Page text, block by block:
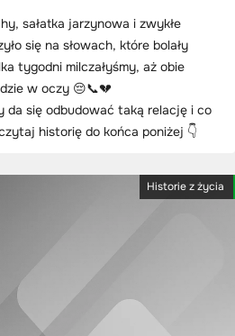
sałatka jarzynowa i zwykłe
się na słowach, które bolały
tygodni milczałyśmy, aż obie
w oczy 😔📞💔
da się odbudować taką relację i co
historię do końca poniżej 👇
Historie z życia